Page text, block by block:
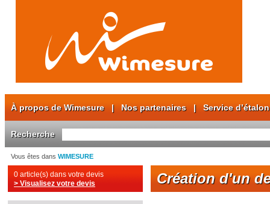
À propos de Wimesure| Nos partenaires| Service
Recherche
Vous êtes dans WIMESURE
0 article(s) dans votre devis
> Visualisez votre devis
Création d'un